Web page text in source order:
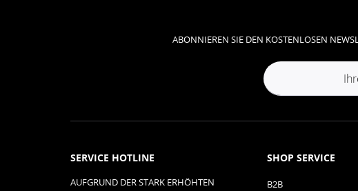
ABONNIEREN SIE DEN KOSTENLOSEN
SERVICE HOTLINE
AUFGRUND DER STARK ERHÖHTEN
SHOP SERVICE
B2B